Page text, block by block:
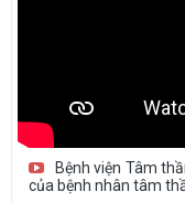
Bệnh viện Tâm
của bệnh nhân tâm